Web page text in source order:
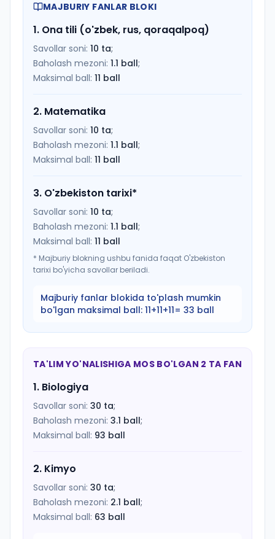
MAJBURIY FANLAR BLOKI
1. Ona tili (o'zbek, rus, qoraqalpoq)
Savollar soni: 10 ta;
Baholash mezoni: 1.1 ball;
Maksimal ball: 11 ball
2. Matematika
Savollar soni: 10 ta;
Baholash mezoni: 1.1 ball;
Maksimal ball: 11 ball
3. O'zbekiston tarixi*
Savollar soni: 10 ta;
Baholash mezoni: 1.1 ball;
Maksimal ball: 11 ball
* Majburiy blokning ushbu fanida faqat O'zbekiston
tarixi bo'yicha savollar beriladi.
Majburiy fanlar blokida to'plash mumkin
bo'lgan maksimal ball: 11+11+11= 33 ball
TA'LIM YO'NALISHIGA MOS BO'LGAN 2 TA FAN
1. Biologiya
Savollar soni: 30 ta;
Baholash mezoni: 3.1 ball;
Maksimal ball: 93 ball
2. Kimyo
Savollar soni: 30 ta;
Baholash mezoni: 2.1 ball;
Maksimal ball: 63 ball